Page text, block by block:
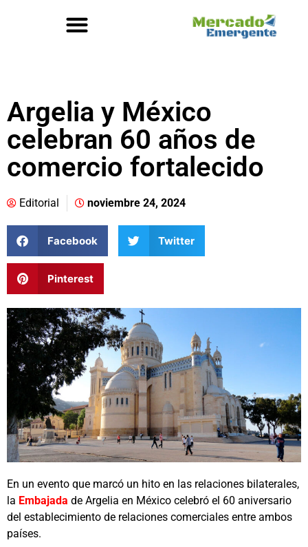
Argelia y México
celebran 60 años de
comercio fortalecido
Editorial noviembre 24, 2024
Facebook Twitter
Pinterest
En un evento que marcó un hito en las relaciones bilaterales,
la Embajada de Argelia en México celebró el 60 aniversario
del establecimiento de relaciones comerciales entre ambos
países.